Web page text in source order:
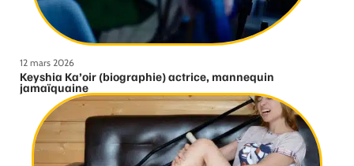
12 mars 2026
Keyshia Ka’oir (biographie) actrice, mannequin
jamaïquaine